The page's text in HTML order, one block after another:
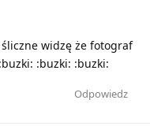
widzę że fotograf
:buzki: :buzki:
Odpowiedz